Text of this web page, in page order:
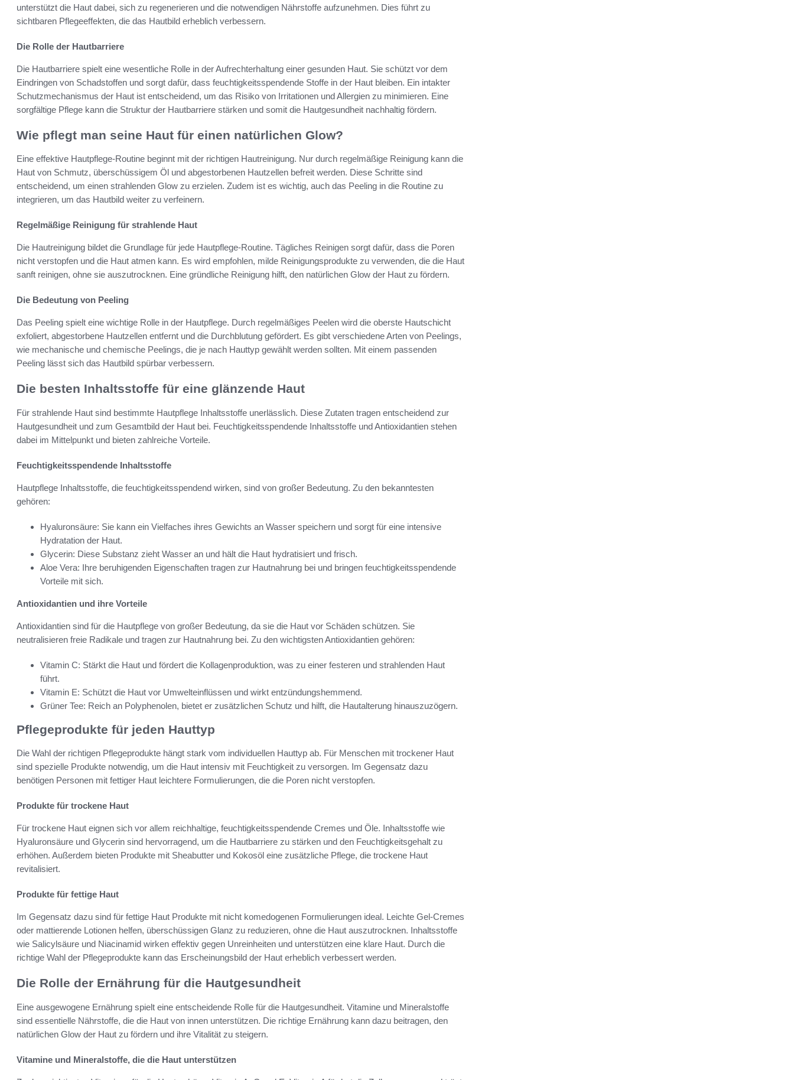
unterstützt die Haut dabei, sich zu regenerieren und die notwendigen Nährstoffe aufzunehmen. Dies führt zu
sichtbaren Pflegeeffekten, die das Hautbild erheblich verbessern.
Die Rolle der Hautbarriere
Die Hautbarriere spielt eine wesentliche Rolle in der Aufrechterhaltung einer gesunden Haut. Sie schützt vor dem
Eindringen von Schadstoffen und sorgt dafür, dass feuchtigkeitsspendende Stoffe in der Haut bleiben. Ein intakter
Schutzmechanismus der Haut ist entscheidend, um das Risiko von Irritationen und Allergien zu minimieren. Eine
sorgfältige Pflege kann die Struktur der Hautbarriere stärken und somit die Hautgesundheit nachhaltig fördern.
Wie pflegt man seine Haut für einen natürlichen Glow?
Eine effektive Hautpflege-Routine beginnt mit der richtigen Hautreinigung. Nur durch regelmäßige Reinigung kann die
Haut von Schmutz, überschüssigem Öl und abgestorbenen Hautzellen befreit werden. Diese Schritte sind
entscheidend, um einen strahlenden Glow zu erzielen. Zudem ist es wichtig, auch das Peeling in die Routine zu
integrieren, um das Hautbild weiter zu verfeinern.
Regelmäßige Reinigung für strahlende Haut
Die Hautreinigung bildet die Grundlage für jede Hautpflege-Routine. Tägliches Reinigen sorgt dafür, dass die Poren
nicht verstopfen und die Haut atmen kann. Es wird empfohlen, milde Reinigungsprodukte zu verwenden, die die Haut
sanft reinigen, ohne sie auszutrocknen. Eine gründliche Reinigung hilft, den natürlichen Glow der Haut zu fördern.
Die Bedeutung von Peeling
Das Peeling spielt eine wichtige Rolle in der Hautpflege. Durch regelmäßiges Peelen wird die oberste Hautschicht
exfoliert, abgestorbene Hautzellen entfernt und die Durchblutung gefördert. Es gibt verschiedene Arten von Peelings,
wie mechanische und chemische Peelings, die je nach Hauttyp gewählt werden sollten. Mit einem passenden
Peeling lässt sich das Hautbild spürbar verbessern.
Die besten Inhaltsstoffe für eine glänzende Haut
Für strahlende Haut sind bestimmte Hautpflege Inhaltsstoffe unerlässlich. Diese Zutaten tragen entscheidend zur
Hautgesundheit und zum Gesamtbild der Haut bei. Feuchtigkeitsspendende Inhaltsstoffe und Antioxidantien stehen
dabei im Mittelpunkt und bieten zahlreiche Vorteile.
Feuchtigkeitsspendende Inhaltsstoffe
Hautpflege Inhaltsstoffe, die feuchtigkeitsspendend wirken, sind von großer Bedeutung. Zu den bekanntesten
gehören:
Hyaluronsäure: Sie kann ein Vielfaches ihres Gewichts an Wasser speichern und sorgt für eine intensive
Hydratation der Haut.
Glycerin: Diese Substanz zieht Wasser an und hält die Haut hydratisiert und frisch.
Aloe Vera: Ihre beruhigenden Eigenschaften tragen zur Hautnahrung bei und bringen feuchtigkeitsspendende
Vorteile mit sich.
Antioxidantien und ihre Vorteile
Antioxidantien sind für die Hautpflege von großer Bedeutung, da sie die Haut vor Schäden schützen. Sie
neutralisieren freie Radikale und tragen zur Hautnahrung bei. Zu den wichtigsten Antioxidantien gehören:
Vitamin C: Stärkt die Haut und fördert die Kollagenproduktion, was zu einer festeren und strahlenden Haut
führt.
Vitamin E: Schützt die Haut vor Umwelteinflüssen und wirkt entzündungshemmend.
Grüner Tee: Reich an Polyphenolen, bietet er zusätzlichen Schutz und hilft, die Hautalterung hinauszuzögern.
Pflegeprodukte für jeden Hauttyp
Die Wahl der richtigen Pflegeprodukte hängt stark vom individuellen Hauttyp ab. Für Menschen mit trockener Haut
sind spezielle Produkte notwendig, um die Haut intensiv mit Feuchtigkeit zu versorgen. Im Gegensatz dazu
benötigen Personen mit fettiger Haut leichtere Formulierungen, die die Poren nicht verstopfen.
Produkte für trockene Haut
Für trockene Haut eignen sich vor allem reichhaltige, feuchtigkeitsspendende Cremes und Öle. Inhaltsstoffe wie
Hyaluronsäure und Glycerin sind hervorragend, um die Hautbarriere zu stärken und den Feuchtigkeitsgehalt zu
erhöhen. Außerdem bieten Produkte mit Sheabutter und Kokosöl eine zusätzliche Pflege, die trockene Haut
revitalisiert.
Produkte für fettige Haut
Im Gegensatz dazu sind für fettige Haut Produkte mit nicht komedogenen Formulierungen ideal. Leichte Gel-Cremes
oder mattierende Lotionen helfen, überschüssigen Glanz zu reduzieren, ohne die Haut auszutrocknen. Inhaltsstoffe
wie Salicylsäure und Niacinamid wirken effektiv gegen Unreinheiten und unterstützen eine klare Haut. Durch die
richtige Wahl der Pflegeprodukte kann das Erscheinungsbild der Haut erheblich verbessert werden.
Die Rolle der Ernährung für die Hautgesundheit
Eine ausgewogene Ernährung spielt eine entscheidende Rolle für die Hautgesundheit. Vitamine und Mineralstoffe
sind essentielle Nährstoffe, die die Haut von innen unterstützen. Die richtige Ernährung kann dazu beitragen, den
natürlichen Glow der Haut zu fördern und ihre Vitalität zu steigern.
Vitamine und Mineralstoffe, die die Haut unterstützen